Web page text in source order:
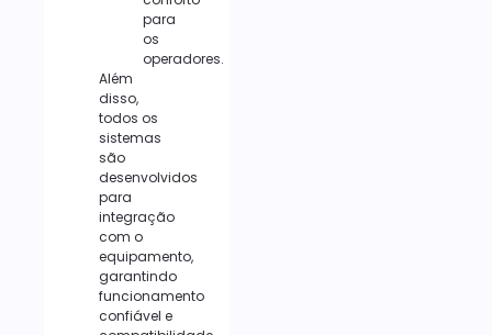
para
os
operadores.
Além
disso,
todos os
sistemas
são
desenvolvidos
para
integração
com o
equipamento,
garantindo
funcionamento
confiável e